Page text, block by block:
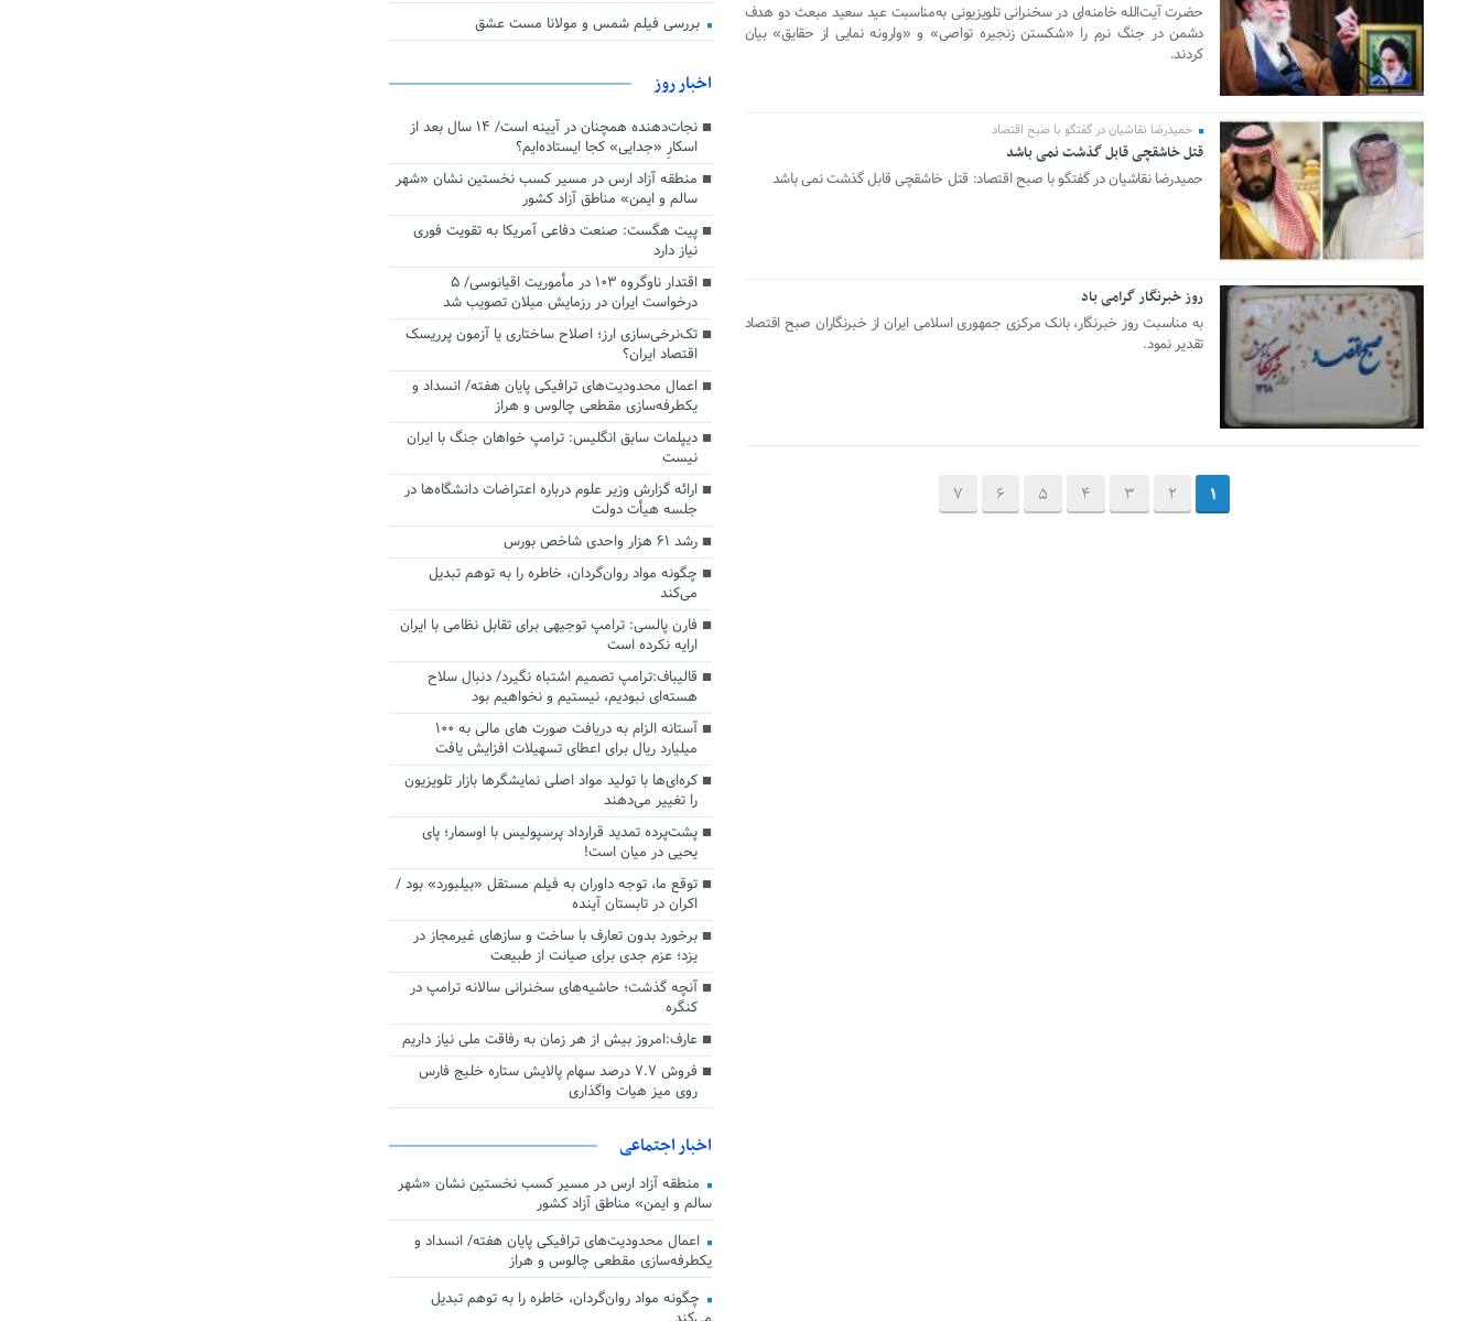
حضرت آیت‌الله خامنه‌ای در سخنرانی تلویزیونی به‌مناسبت عید سعید مبعث دو هدف
دشمن در جنگ نرم را «شکستن زنجیره تواصی» و «وارونه نمایی از حقایق» بیان
کردند.
09 اکتبر 2019
حمیدرضا نقاشیان در گفتگو با صبح اقتصاد
قتل خاشقچی قابل گذشت نمی باشد
حمیدرضا نقاشیان در گفتگو با صبح اقتصاد: قتل خاشقچی قابل گذشت نمی باشد
06 آگوست 2019
روز خبرنگار گرامی باد
به مناسبت روز خبرنگار، بانک مرکزی جمهوری اسلامی ایران از خبرنگاران صبح اقتصاد
تقدیر نمود.
1
2
3
4
5
6
7
بررسی فیلم شمس و مولانا مست عشق
اخبار روز
نجات‌دهنده‌ همچنان در آیینه است/ ۱۴ سال بعد از
اسکارِ «جدایی» کجا ایستاده‌ایم؟
منطقه آزاد ارس در مسیر کسب نخستین نشان «شهر
سالم و ایمن» مناطق آزاد کشور
پیت هگست: صنعت دفاعی آمریکا به تقویت فوری
نیاز دارد
اقتدار ناوگروه ۱۰۳ در مأموریت‌ اقیانوسی/ ۵
درخواست ایران در رزمایش میلان تصویب شد
تک‌نرخی‌سازی ارز؛ اصلاح ساختاری یا آزمون پرریسک
اقتصاد ایران؟
اعمال محدودیت‌های ترافیکی پایان هفته/ انسداد و
یکطرفه‌سازی مقطعی چالوس و هراز
دیپلمات سابق انگلیس:‌ ترامپ خواهان جنگ با ایران
نیست
ارائه گزارش وزیر علوم درباره اعتراضات دانشگاه‌ها در
جلسه هیأت دولت
رشد ۶۱ هزار واحدی شاخص بورس
چگونه مواد روان‌گردان، خاطره را به توهم تبدیل
می‌کند
فارن پالسی: ترامپ توجیهی برای تقابل نظامی با ایران
ارایه نکرده است
قالیباف:ترامپ تصمیم اشتباه نگیرد/ دنبال سلاح
هسته‌ای نبودیم، نیستیم و نخواهیم بود
آستانه الزام به دریافت صورت های مالی به ۱۰۰
میلیارد ریال برای اعطای تسهیلات افزایش یافت
کره‌ای‌ها با تولید مواد اصلی نمایشگرها بازار تلویزیون
را تغییر می‌دهند
پشت‌پرده تمدید قرارداد پرسپولیس با اوسمار؛ پای
یحیی در میان است!
توقع ما، توجه داوران به فیلم مستقل «بیلبورد» بود /
اکران در تابستان آینده
برخورد بدون تعارف با ساخت‌ و سازهای غیرمجاز در
یزد؛ عزم جدی برای صیانت از طبیعت
آنچه گذشت؛ حاشیه‌های سخنرانی سالانه ترامپ در
کنگره
عارف:امروز بیش از هر زمان به رفاقت ملی نیاز داریم
فروش ۷.۷ درصد سهام پالایش ستاره خلیج فارس
روی میز هیات واگذاری
اخبار اجتماعی
منطقه آزاد ارس در مسیر کسب نخستین نشان «شهر
سالم و ایمن» مناطق آزاد کشور
اعمال محدودیت‌های ترافیکی پایان هفته/ انسداد و
یکطرفه‌سازی مقطعی چالوس و هراز
چگونه مواد روان‌گردان، خاطره را به توهم تبدیل